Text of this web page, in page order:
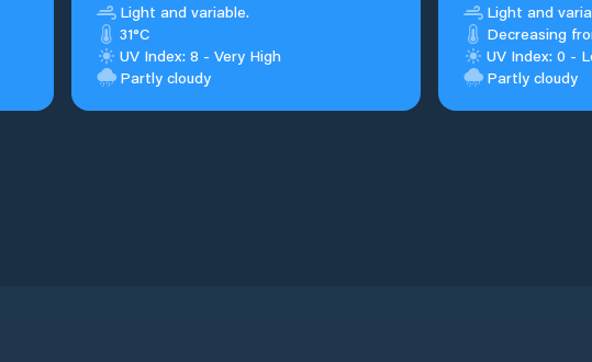
Light and variable.
31°C
UV Index: 8 - Very High
Partly cloudy
Light and
Decreasing
UV Index: 0 -
Partly cloudy